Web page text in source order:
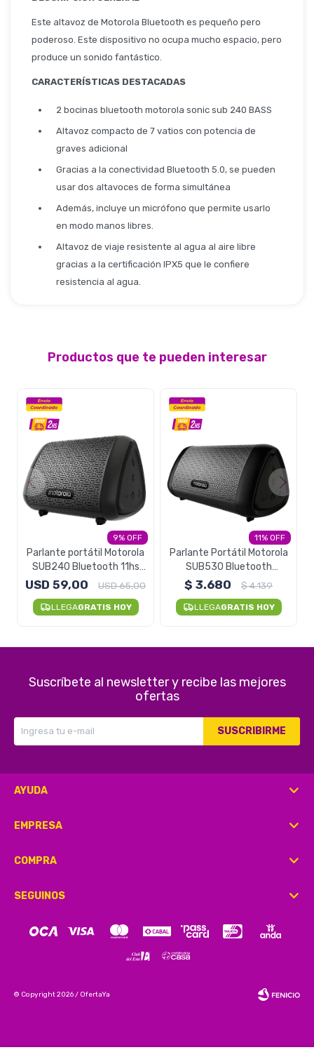
Este altavoz de Motorola Bluetooth es pequeño pero
poderoso. Este dispositivo no ocupa mucho espacio, pero
produce un sonido fantástico.
CARACTERÍSTICAS DESTACADAS
2 bocinas bluetooth motorola sonic sub 240 BASS
Altavoz compacto de 7 vatios con potencia de
graves adicional
Gracias a la conectividad Bluetooth 5.0, se pueden
usar dos altavoces de forma simultánea
Además, incluye un micrófono que permite usarlo
en modo manos libres.
Altavoz de viaje resistente al agua al aire libre
gracias a la certificación IPX5 que le confiere
resistencia al agua.
Productos que te pueden interesar
9
Parlante portátil Motorola
SUB240 Bluetooth 11hs
Waterproof
USD 59,00 USD65,00
LLEGAGRATIS HOY
11
Parlante Portátil Motorola
SUB530 Bluetooth
Resistente Al Agua
$ 3.680 $4.139
LLEGAGRATIS HOY
Suscríbete al newsletter y recibe las mejores
ofertas
SUSCRIBIRME
AYUDA
EMPRESA
COMPRA
SEGUINOS
© Copyright 2026 / OfertaYa
Ropa y Accesorios
Limpieza Profesional